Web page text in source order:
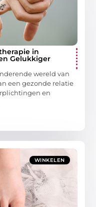
in
Gelukkiger
wereld van
een gezonde relatie
en
WINKELEN